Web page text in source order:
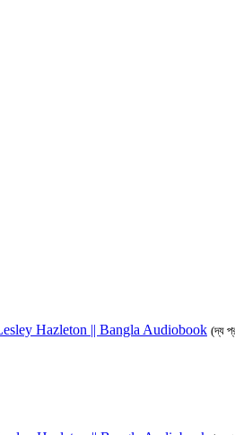
Hazleton || Bangla Audiobook (দ্য